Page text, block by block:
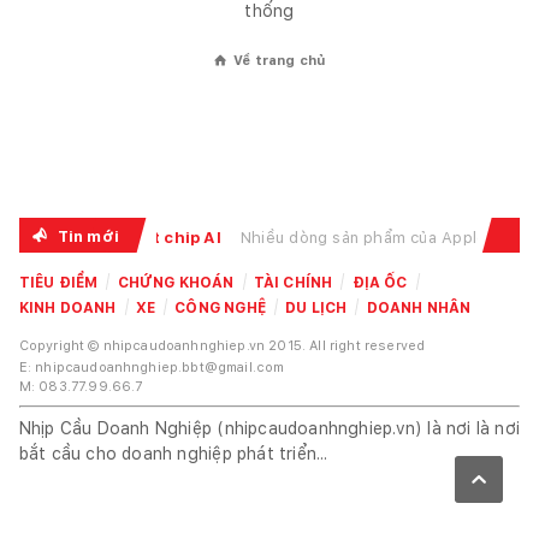
thống
⌂ Về trang chủ
Tin mới
theo cơn khát chip AI Nhiều dòng sản phẩm của Apple đồng loạt tăng giá
TIÊU ĐIỂM CHỨNG KHOÁN TÀI CHÍNH
ĐỊA ỐC
KINH DOANH
XE CÔNG NGHỆ DU LỊCH DOANH NHÂN
Copyright © nhipcaudoanhnghiep.vn 2015. All right reserved
E: nhipcaudoanhnghiep.bbt@gmail.com
M: 083.77.99.66.7
Nhịp Cầu Doanh Nghiệp (nhipcaudoanhnghiep.vn) là nơi là nơi
bắt cầu cho doanh nghiệp phát triển...
